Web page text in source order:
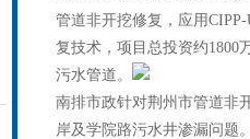
管道非开挖修复，应用
复技术，项目总投资约1800
污水管道。
南排市政针对荆州市管道非
岸及学院路污水井渗漏问题